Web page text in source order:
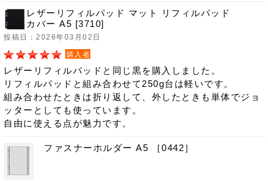
レザーリフィルパッド マット リフィルパッド
カバー A5 [3710]
投稿日：2026年03月02日
購入者
レザーリフィルパッドと同じ黒を購入しました。
リフィルパッドと組み合わせて250g台は軽いです。
組み合わせたときは折り返して、外したときも単体でジョ
ッターとしても使っています。
自由に使える点が魅力です。
ファスナーホルダー A5 ［0442］